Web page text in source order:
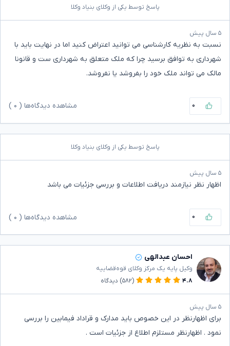
پاسخ توسط یکی از وکلای بنیاد وکلا
۵ سال پیش
نسبت به نظریه کارشناسی می توانید اعتراض کنید اما در نهایت باید با
شهرداری به توافق برسید چرا که ملک متعلق به شهرداری ست و قانونا
مالک می تواند ملک خود را بفروشد یا نفروشد.
۰ مشاهده دیدگاه‌ها ( ۰
پاسخ توسط یکی از وکلای بنیاد وکلا
۵ سال پیش
اظهار نظر نیازمند دریافت اطلاعات و بررسی جزئیات می باشد
۰ مشاهده دیدگاه‌ها ( ۰
احسان عبدالهی
وکیل پایه یک مرکز وکلای قوه‌قضاییه
۴.۸
(۵۸۲) دیدگاه
۵ سال پیش
برای اظهارنظر در این خصوص باید مدارک و قراداد فیمابین را بررسی
نمود . اظهارنظر مستلزم اطلاع از جزئیات است .